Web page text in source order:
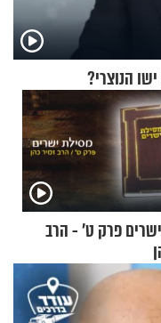
הנוצרי?
פרק ט’ - הרב